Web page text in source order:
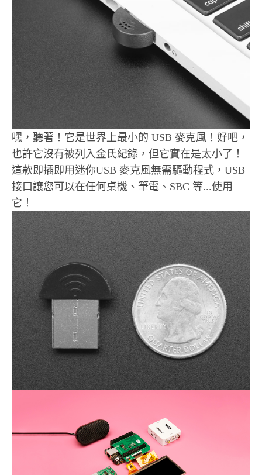
嘿，聽著！它是世界上最小的 USB 麥克風！好吧，
也許它沒有被列入金氏紀錄，但它實在是太小了！
這款即插即用迷你USB 麥克風無需驅動程式，USB
接口讓您可以在任何桌機、筆電、SBC 等...使用
它！